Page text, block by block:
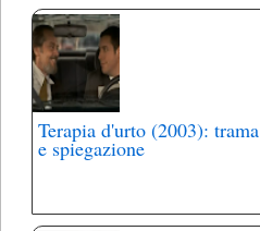
Terapia d'urto (2003): trama
e spiegazione